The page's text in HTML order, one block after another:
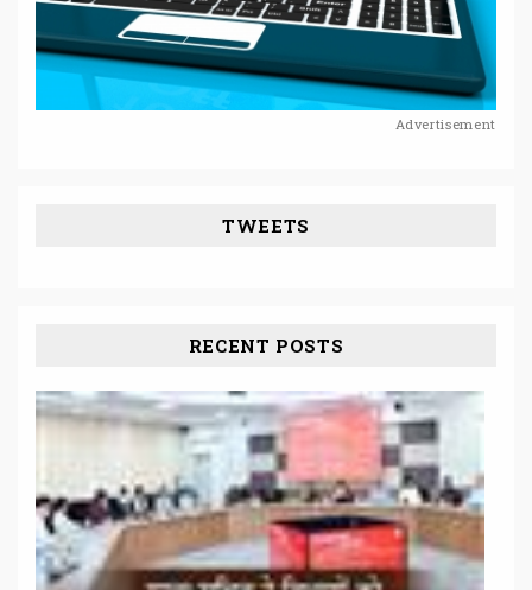
Advertisement
TWEETS
RECENT POSTS